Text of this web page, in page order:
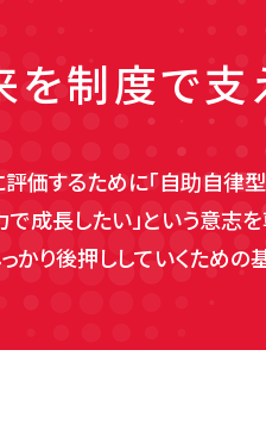
を制度で支
価するために「自助自律
で成長したい」という意志
かり後押ししていくための